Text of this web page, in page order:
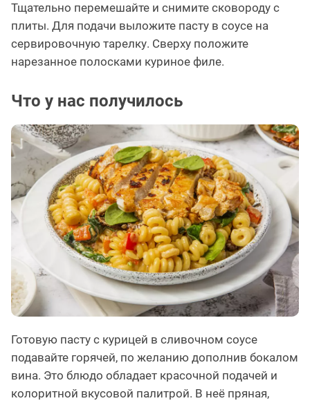
Тщательно перемешайте и снимите сковороду с
плиты. Для подачи выложите пасту в соусе на
сервировочную тарелку. Сверху положите
нарезанное полосками куриное филе.
Что у нас получилось
Готовую пасту с курицей в сливочном соусе
подавайте горячей, по желанию дополнив бокалом
вина. Это блюдо обладает красочной подачей и
колоритной вкусовой палитрой. В неё пряная,